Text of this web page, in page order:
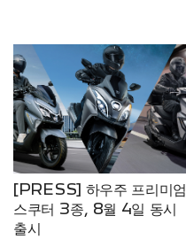
[PRESS] 하우주 프리미엄
스쿠터 3종, 8월 4일 동시
출시